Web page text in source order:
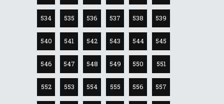
534 535 536 537 538 539
540 541 542 543 544 545
546 547 548 549 550 551
552 553 554 555 556 557